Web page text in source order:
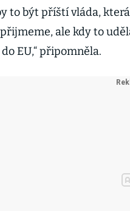
to být příští vláda,
ale kdy to
EU,“ připomněla.